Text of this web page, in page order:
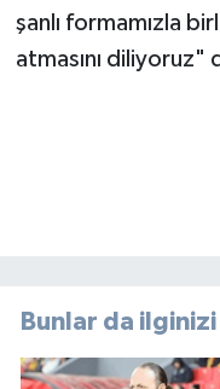
şanlı formamızla
atmasını diliyoruz"
Bunlar da